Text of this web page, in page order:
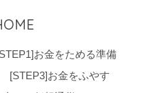
お金をためる準備
[STEP3]お金をふやす